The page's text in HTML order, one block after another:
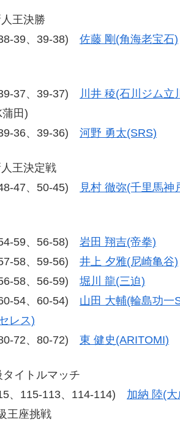
王決勝
39、39-38) 佐藤 剛(角海老宝石)
37、39-37)
川井 稜(石川ジム立
田)
36、39-36) 河野 勇太(SRS)
王決定戦
47、50-45)
見村 徹弥(千里馬神
59、56-58) 岩田 翔吉(帝拳)
58、59-56) 井上 夕雅(尼崎亀谷)
58、56-59) 堀川 龍(三迫)
54、60-54) 山田 大輔(輪島功一
レス)
72、80-72) 東 健史(ARITOMI)
イトルマッチ
、115-113、114-114) 加納 陸(大
王座挑戦